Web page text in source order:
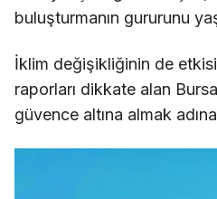
buluşturmanın gururunu
İklim değişikliğinin de
raporları dikkate alan
güvence altına almak